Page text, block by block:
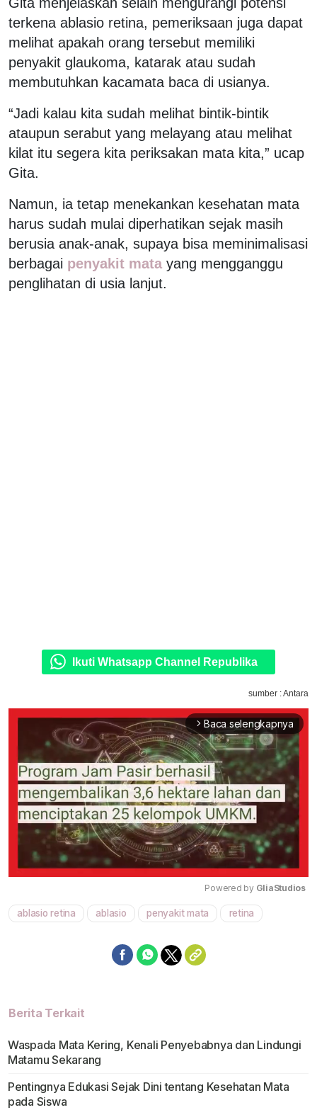
terkena ablasio retina, pemeriksaan juga dapat
melihat apakah orang tersebut memiliki
penyakit glaukoma, katarak atau sudah
membutuhkan kacamata baca di usianya.
“Jadi kalau kita sudah melihat bintik-bintik
ataupun serabut yang melayang atau melihat
kilat itu segera kita periksakan mata kita,” ucap
Gita.
Namun, ia tetap menekankan kesehatan mata
harus sudah mulai diperhatikan sejak masih
berusia anak-anak, supaya bisa meminimalisasi
berbagai penyakit mata yang mengganggu
penglihatan di usia lanjut.
Ikuti Whatsapp Channel Republika
sumber : Antara
arrow_forward_ios Baca selengkapnya
Mute
Powered by GliaStudios
ablasio retina ablasio penyakit mata retina
Berita Terkait
Waspada Mata Kering, Kenali Penyebabnya dan Lindungi
Matamu Sekarang
Pentingnya Edukasi Sejak Dini tentang Kesehatan Mata
pada Siswa